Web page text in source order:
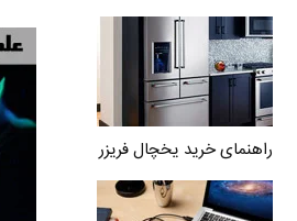
راهنمای خرید یخچال فریزر